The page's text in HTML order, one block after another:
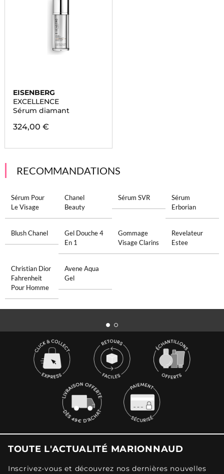
EISENBERG
EXCELLENCE
Sérum diamant
324,00 €
RECOMMANDATIONS
Sérum Pour
Le Visage
Chanel
Beauty
Sérum SVR
Sérum
Erborian
Blush Chanel
Gel Douche 4
En 1
Gommage
Visage Clarins
Revelateur
Estee
Christian Dior
Fahrenheit
Pour Homme
Avene Aqua
Gel
TOUTE L'ACTUALITÉ MARIONNAUD
Inscrivez-vous et découvrez nos dernières nouvelles